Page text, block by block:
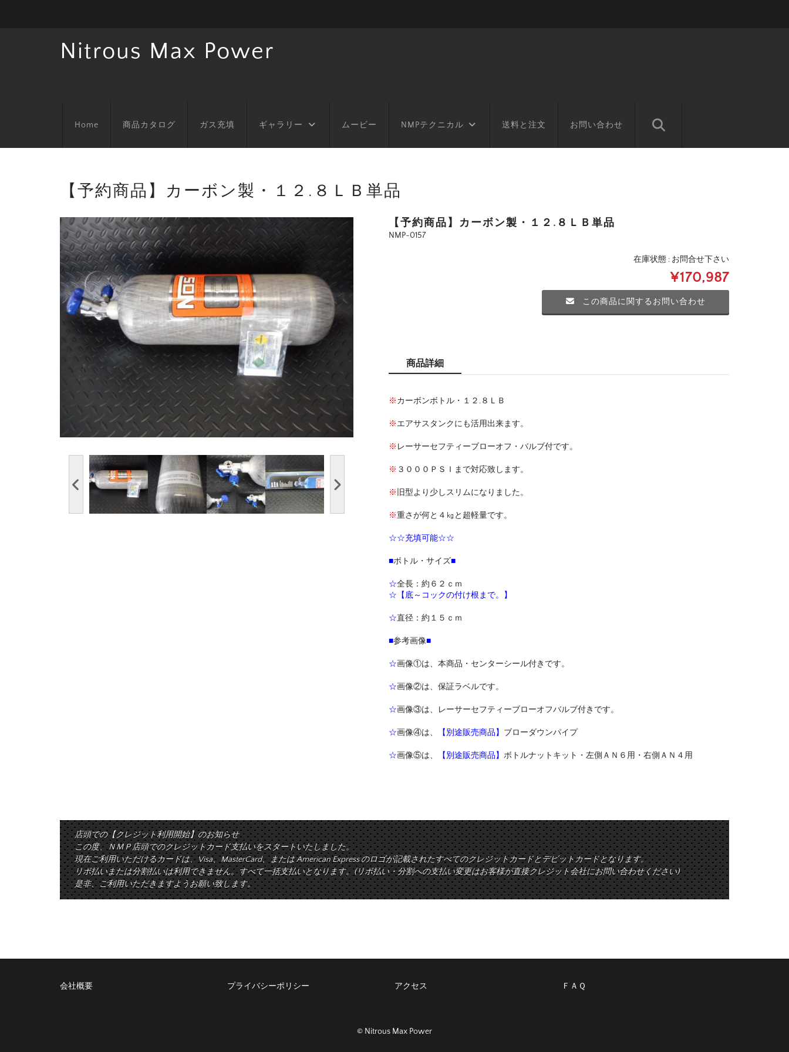
Nitrous Max Power
Home 商品カタログ ガス充填 ギャラリー ムービー NMPテクニカル 送料と注文 お問い合わせ
【予約商品】カーボン製・１２.８ＬＢ単品
【予約商品】カーボン製・１２.８ＬＢ単品
NMP-0157
在庫状態 : お問合せ下さい
¥170,987
この商品に関するお問い合わせ
商品詳細
※カーボンボトル・１２.８ＬＢ
※エアサスタンクにも活用出来ます。
※ レーサーセフティーブローオフ・バルブ付です。
※ ３０００ＰＳＩまで対応致します。
※ 旧型より少しスリムになりました。
※重さが何と４㎏と超軽量です。
☆☆充填可能☆☆
■ボトル・サイズ■
☆全長：約６２ｃｍ
☆【底～コックの付け根まで。】
☆直径：約１５ｃｍ
■参考画像■
☆画像①は、本商品・センターシール付きです。
☆画像②は、保証ラベルです。
☆画像③は、レーサーセフティーブローオフバルブ付きです。
☆画像④は、 【別途販売商品】 ブローダウンパイプ
☆画像⑤は、 【別途販売商品】 ボトルナットキット・左側ＡＮ６用・右側ＡＮ４用
店頭での【クレジット利用開始】のお知らせ
この度、ＮＭＰ店頭でのクレジットカード支払いをスタートいたしました。
現在ご利用いただけるカードは、Visa、MasterCard、または American Express のロゴが記載されたすべてのクレジットカードとデビットカードとなります。
リボ払いまたは分割払いは利用できません。すべて一括支払いとなります。(リボ払い・分割への支払い変更はお客様が直接クレジット会社にお問い合わせください)
是非、ご利用いただきますようお願い致します。
会社概要 プライバシーポリシー アクセス ＦＡＱ
© Nitrous Max Power